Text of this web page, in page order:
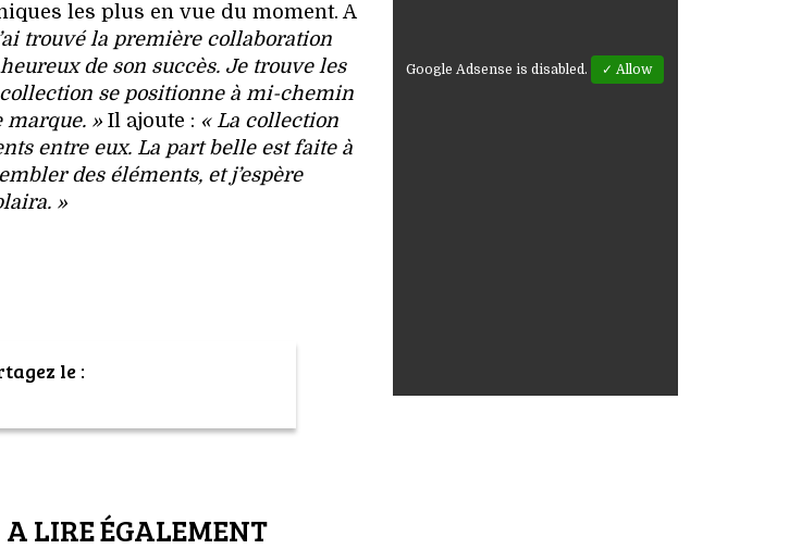
les plus en vue du moment. A
trouvé la première collaboration
de son succès. Je trouve les
se positionne à mi-chemin
»Il ajoute : « La collection
entre eux. La part belle est faite à
des éléments, et j’espère
»
le :
A LIRE ÉGALEMENT
Google Adsense is disabled. ✓ Allow